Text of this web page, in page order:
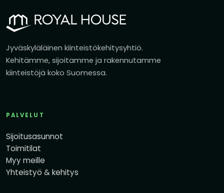
Jyväskyläläinen kiinteistökehitysyhtiö.
Kehitämme, sijoitamme ja rakennutamme
kiinteistöjä koko Suomessa.
PALVELUT
Sijoitusasunnot
Toimitilat
Myy meille
Yhteistyö & kehitys